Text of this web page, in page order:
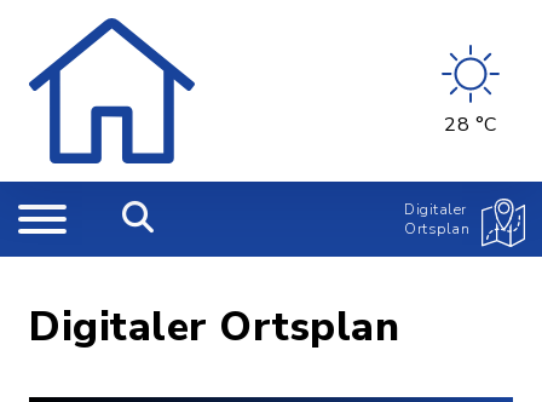
28 °C
Digitaler
Ortsplan
Digitaler Ortsplan